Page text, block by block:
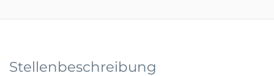
Stellenbeschreibung